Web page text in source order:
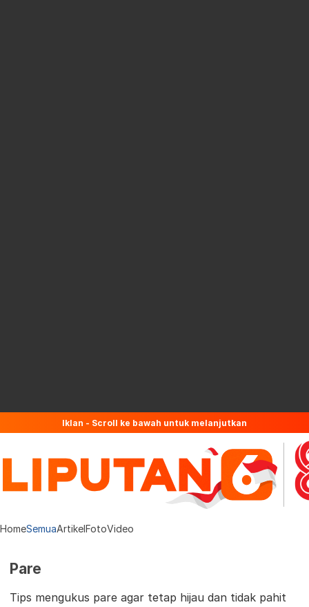
Iklan - Scroll ke bawah untuk melanjutkan
HomeSemuaArtikelFotoVideo
Pare
Tips mengukus pare agar tetap hijau dan tidak pahit